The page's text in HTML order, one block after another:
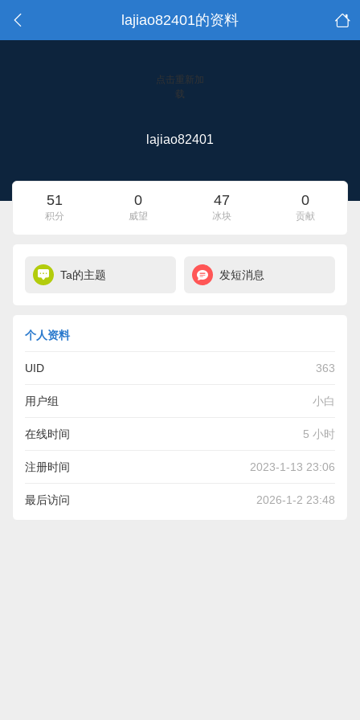
lajiao82401的资料
点击重新加
载
lajiao82401
51
积分
0
威望
47
冰块
0
贡献
Ta的主题 发短消息
个人资料
UID 363
用户组 小白
在线时间 5 小时
注册时间 2023-1-13 23:06
最后访问 2026-1-2 23:48